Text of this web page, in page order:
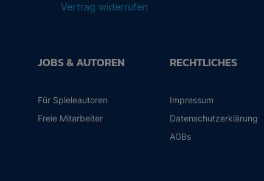
Vertrag widerrufen
JOBS & AUTOREN
Für Spieleautoren
Freie Mitarbeiter
RECHTLICHES
Impressum
Datenschutzerklärung
AGBs